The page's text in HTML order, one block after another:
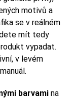
motivů a
se v reálném
mít tedy
vypadat.
v levém
barvami na